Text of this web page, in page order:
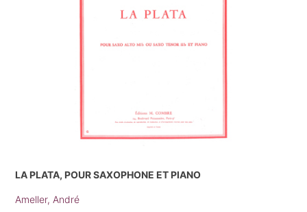
LA PLATA, POUR SAXOPHONE ET PIANO
Ameller, André